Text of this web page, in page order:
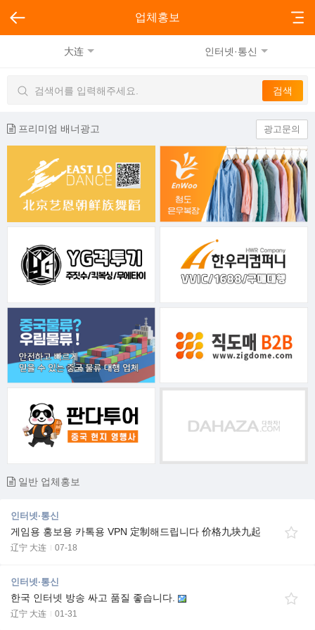
업체홍보
大连 인터넷·통신
프리미엄 배너광고 광고문의
일반 업체홍보
인터넷·통신
게임용 홍보용 카톡용 VPN 定制해드립니다 价格九块九起
辽宁 大连 07-18
인터넷·통신
한국 인터넷 방송 싸고 품질 좋습니다.
辽宁 大连 01-31